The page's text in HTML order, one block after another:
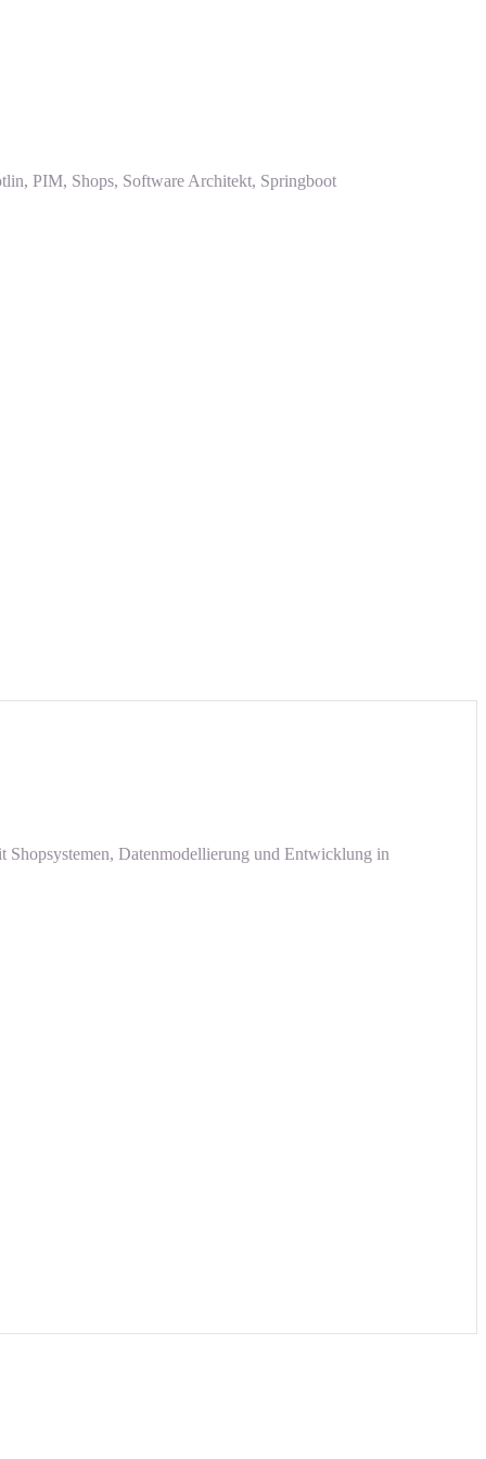
PIM, Shops, Software Architekt, Springboot
Shopsystemen, Datenmodellierung und Entwicklung in